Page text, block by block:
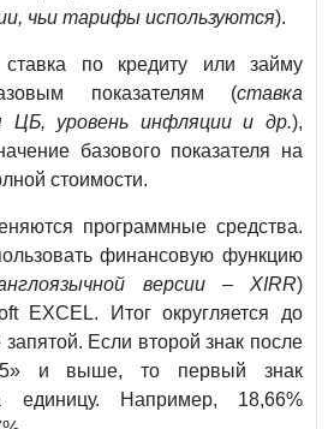
чьи тарифы используются).
по кредиту или займу
показателям (ставка
ЦБ, уровень инфляции и др.),
базового показателя на
стоимости.
программные средства.
финансовую функцию
версии – XIRR)
EXCEL. Итог округляется до
запятой. Если второй знак после
и выше, то первый знак
единицу. Например, 18,66%